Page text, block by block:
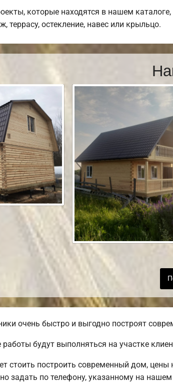
которые находятся в нашем
террасу, остекление, навес или крыльцо.
очень быстро и выгодно построят
будут выполняться на участке
стоить построить современный дом,
задать по телефону, указанному на нашем